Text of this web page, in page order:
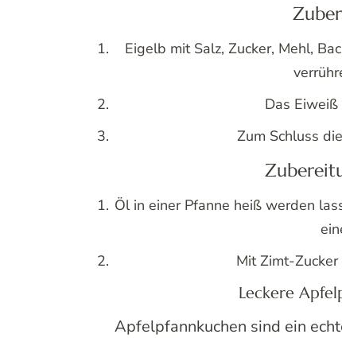
Eigelb mit Salz, Zucker, Mehl,
Das
Zum Schluss
Öl in einer Pfanne heiß werden
Mit Zimt-
Leckere
Apfelpfannkuchen sind ein